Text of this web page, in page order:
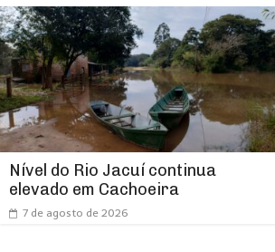
Nível do Rio Jacuí continua
elevado em Cachoeira
7 de agosto de 2026